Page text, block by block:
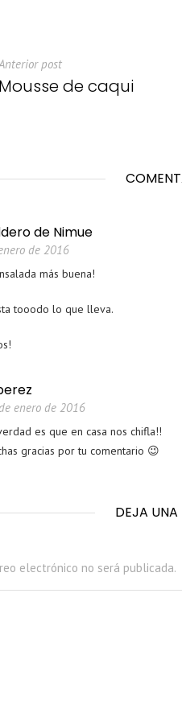
post
Mousse de caqui
de Nimue
de 2016
más buena!
tooodo lo que lleva.
enero de 2016
es que en casa nos chifla!!
gracias por tu comentario 😉
DEJA UNA
electrónico no será publicada.